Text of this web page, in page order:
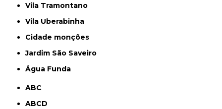
Vila Tramontano
Vila Uberabinha
cidade monções
jardim São Saveiro
Água Funda
ABC
ABCD